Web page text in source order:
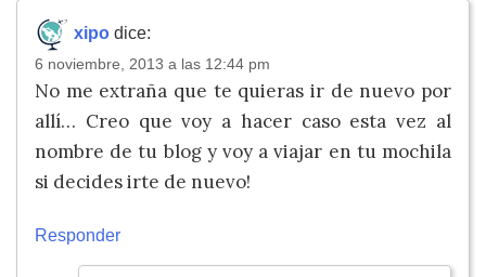
xipo dice:
6 noviembre, 2013 a las 12:44 pm
No me extraña que te quieras ir de nuevo por
allí… Creo que voy a hacer caso esta vez al
nombre de tu blog y voy a viajar en tu mochila
si decides irte de nuevo!
Responder